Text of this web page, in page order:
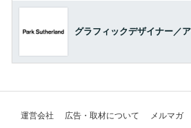
グラフィックデザイナー／
運営会社 広告・取材について メルマガ